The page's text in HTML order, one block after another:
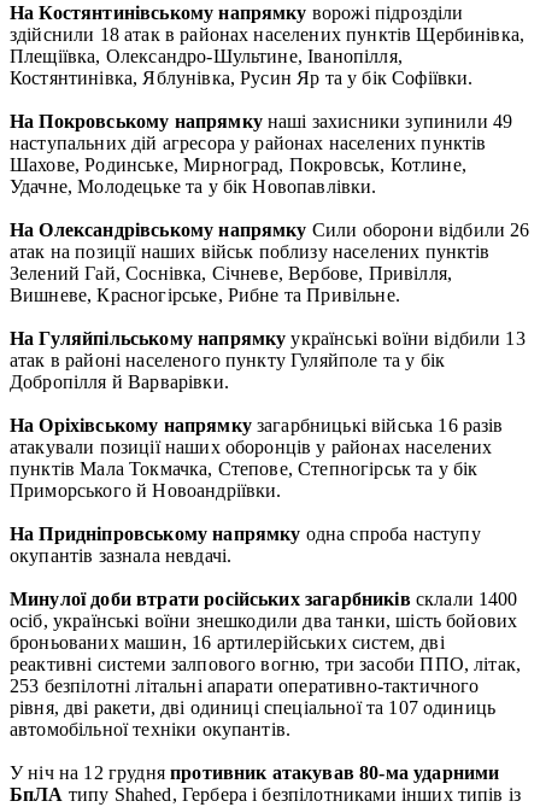
На Костянтинівському напрямку ворожі підрозділи
здійснили 18 атак в районах населених пунктів Щербинівка,
Плещіївка, Олександро-Шультине, Іванопілля,
Костянтинівка, Яблунівка, Русин Яр та у бік Софіївки.
На Покровському напрямкунаші захисники зупинили 49
наступальних дій агресора у районах населених пунктів
Шахове, Родинське, Мирноград, Покровськ, Котлине,
Удачне, Молодецьке та у бік Новопавлівки.
На Олександрівському напрямку Сили оборони відбили 26
атак на позиції наших військ поблизу населених пунктів
Зелений Гай, Соснівка, Січневе, Вербове, Привілля,
Вишневе, Красногірське, Рибне та Привільне.
На Гуляйпільському напрямку українські воїни відбили 13
атак в районі населеного пункту Гуляйполе та у бік
Добропілля й Варварівки.
На Оріхівському напрямкузагарбницькі війська 16 разів
атакували позиції наших оборонців у районах населених
пунктів Мала Токмачка, Степове, Степногірськ та у бік
Приморського й Новоандріївки.
На Придніпровському напрямку одна спроба наступу
окупантів зазнала невдачі.
Минулої доби втрати російських загарбників склали 1400
осіб, українські воїни знешкодили два танки, шість бойових
броньованих машин, 16 артилерійських систем, дві
реактивні системи залпового вогню, три засоби ППО, літак,
253 безпілотні літальні апарати оперативно-тактичного
рівня, дві ракети, дві одиниці спеціальної та 107 одиниць
автомобільної техніки окупантів.
У ніч на 12 грудняпротивник атакував 80-ма ударними
БпЛА типу Shahed, Гербера і безпілотниками інших типів із